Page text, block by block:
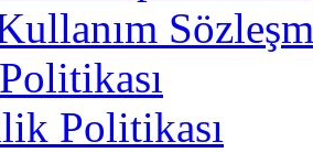
Politikası